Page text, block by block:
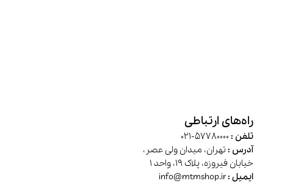
راه‌های ارتباطی
تلفن :57780000-021
آدرس :تهران، میدان ولی عصر،
خیابان فیروزه، پلاک 19، واحد 1
ایمیل :info@mtmshop.ir